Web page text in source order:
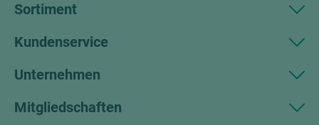
Sortiment
Kundenservice
Unternehmen
Mitgliedschaften